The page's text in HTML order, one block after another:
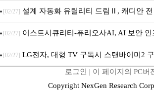
5600MHz 16GB 출시
[02/27] 설계 자동화 유틸리티 드림Ⅱ, 캐디안 전
무상 배포
[02/27] 이스트시큐리티-퓨리오사AI, AI 보안
세대 AI 보안 플랫폼 구축
[02/27] LG전자, 대형 TV 구독시 스탠바이미2
로그인 | 이 페이지의 PC버
Copyright NexGen Research